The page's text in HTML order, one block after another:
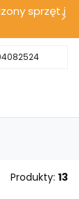
sprzęt i
Produkty: 13